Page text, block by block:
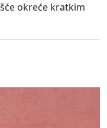
okreće kratkim